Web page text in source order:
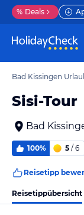
% Deals
Bad Kissingen
Sisi-Tour
Bad
100% 5 / 6
Reisetipp
Reisetippübersicht